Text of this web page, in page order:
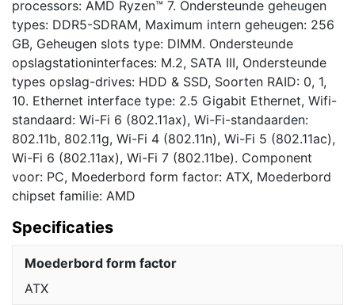
processors: AMD Ryzen™ 7. Ondersteunde geheugen
types: DDR5-SDRAM, Maximum intern geheugen: 256
GB, Geheugen slots type: DIMM. Ondersteunde
opslagstationinterfaces: M.2, SATA III, Ondersteunde
types opslag-drives: HDD & SSD, Soorten RAID: 0, 1,
10. Ethernet interface type: 2.5 Gigabit Ethernet, Wifi-
standaard: Wi-Fi 6 (802.11ax), Wi-Fi-standaarden:
802.11b, 802.11g, Wi-Fi 4 (802.11n), Wi-Fi 5 (802.11ac),
Wi-Fi 6 (802.11ax), Wi-Fi 7 (802.11be). Component
voor: PC, Moederbord form factor: ATX, Moederbord
chipset familie: AMD
Specificaties
Moederbord form factor
ATX